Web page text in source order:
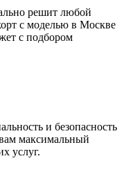
решит любой
с моделью в Москве
с подбором
и безопасность
максимальный
услуг.